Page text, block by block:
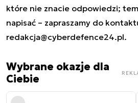
które nie znacie odpowiedzi;
napisać – zapraszamy do
redakcja@cyberdefence24.pl.
Wybrane okazje dla
Ciebie